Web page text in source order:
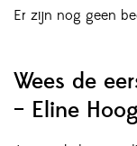
Er zijn nog geen
Wees de
– Eline